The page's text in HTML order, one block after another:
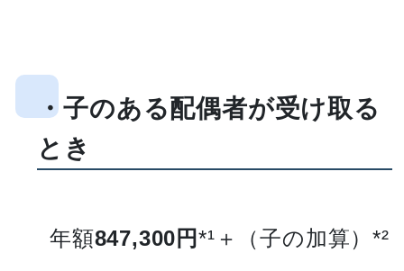
・子のある配偶者が受け取る
とき
年額847,300円*¹＋（子の加算）*²